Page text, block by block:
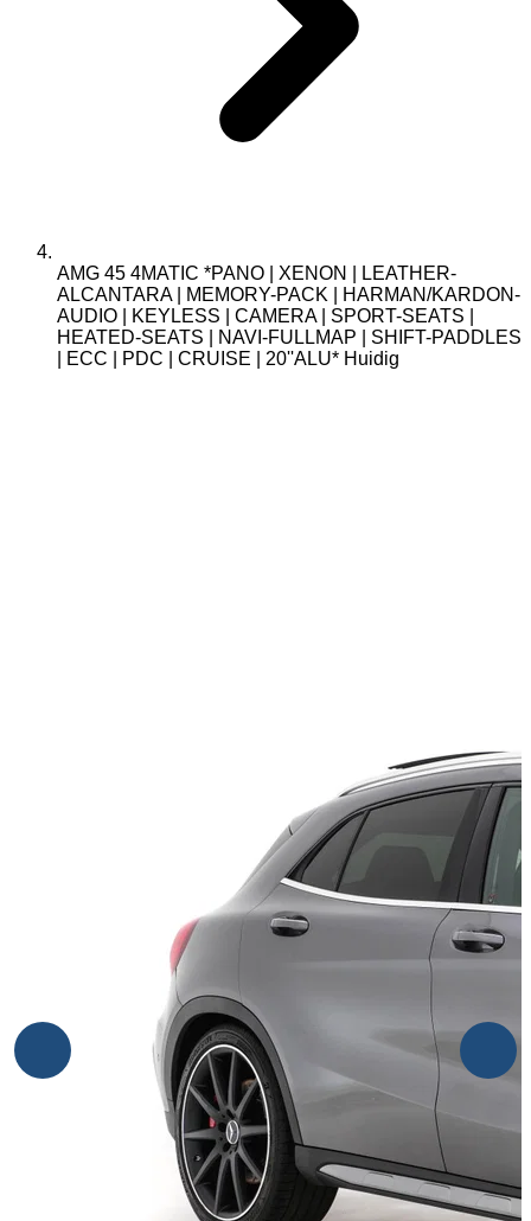
AMG 45 4MATIC *PANO | XENON | LEATHER-
ALCANTARA | MEMORY-PACK | HARMAN/KARDON-
AUDIO | KEYLESS | CAMERA | SPORT-SEATS |
HEATED-SEATS | NAVI-FULLMAP | SHIFT-PADDLES
| ECC | PDC | CRUISE | 20''ALU* Huidig